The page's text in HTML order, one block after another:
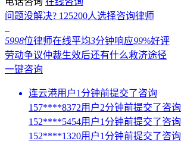
问题没解决? 125200人选择咨询律师
5998位律师在线平均3分钟响应99%好评
劳动争议仲裁生效后还有什么救济途径
一键咨询
连云港用户1分钟前提交了咨询
157****8372用户2分钟前提交了咨询
152****5454用户1分钟前提交了咨询
152****1320用户1分钟前提交了咨询